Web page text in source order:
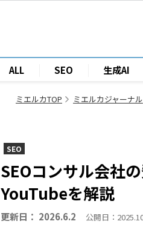
ALL SEO 生成AI
ミエルカTOP ミエルカジャーナル
SEO
SEOコンサル会社
YouTubeを解説
更新日： 2026.6.2 公開日：